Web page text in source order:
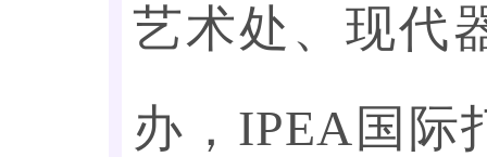
艺术处、现代
办，IPEA国际